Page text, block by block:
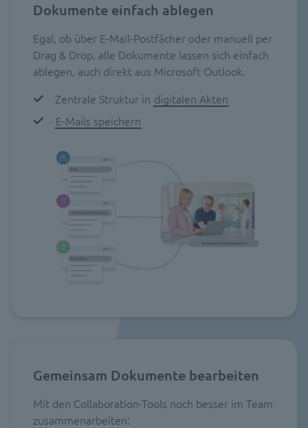
Dokumente einfach ablegen
Egal, ob über E-Mail-Postfächer oder manuell per
Drag & Drop, alle Dokumente lassen sich einfach
ablegen, auch direkt aus Microsoft Outlook.
Zentrale Struktur in digitalen Akten
E-Mails speichern
Gemeinsam Dokumente bearbeiten
Mit den Collaboration-Tools noch besser im Team
zusammenarbeiten: